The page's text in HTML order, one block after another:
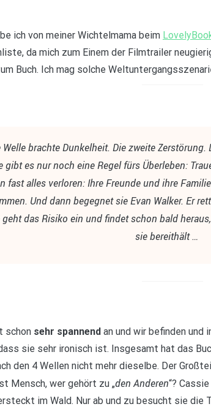
ich von meiner Wichtelmama beim
da mich zum Einem der Filmtrailer
Buch. Ich mag solche
Welle brachte Dunkelheit. Die zweite
gibt es nur noch eine Regel fürs Überleben:
fast alles verloren: Ihre Freunde und ihre
Und dann begegnet sie Evan Walker. Er
geht das Risiko ein und findet schon bald
sie bereithält …
schon sehr spannend an und wir befinden und
sie sehr ironisch ist. Insgesamt hat das
den 4 Wellen nicht mehr dieselbe. Der
Mensch, wer gehört zu „den Anderen“?
im Wald. Nur ab und zu besucht sie die